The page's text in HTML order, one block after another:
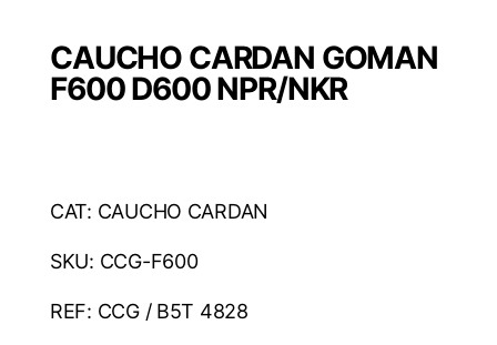
CAUCHO CARDAN GOMAN
F600 D600 NPR/NKR
CAT: CAUCHO CARDAN
SKU: CCG-F600
REF: CCG / B5T 4828